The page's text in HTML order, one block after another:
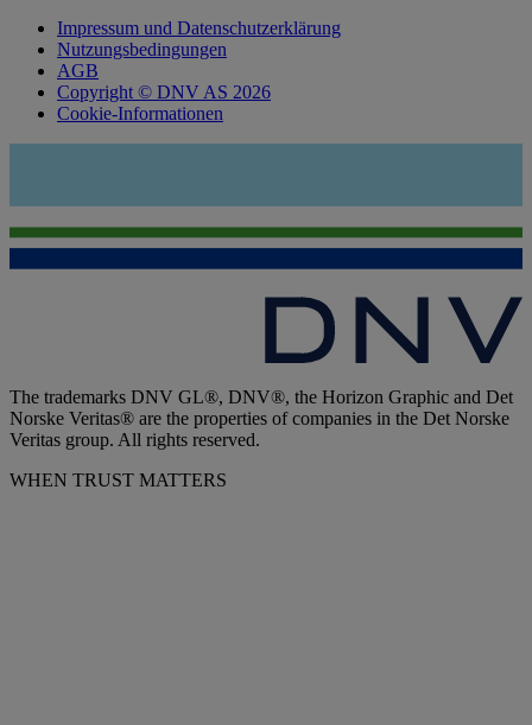
Impressum und Datenschutzerklärung
Nutzungsbedingungen
AGB
Copyright © DNV AS 2026
Cookie-Informationen
The trademarks DNV GL®, DNV®, the Horizon Graphic and Det
Norske Veritas® are the properties of companies in the Det Norske
Veritas group. All rights reserved.
WHEN TRUST MATTERS